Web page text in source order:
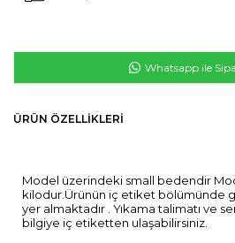
Whatsapp ile
ÜRÜN ÖZELLIKLERI
Model üzerindeki small bedendir
kilodur.Ürünün iç etiket bölümünde
yer almaktadır . Yıkama talimatı ve
bilgiye iç etiketten ulaşabilirsiniz.